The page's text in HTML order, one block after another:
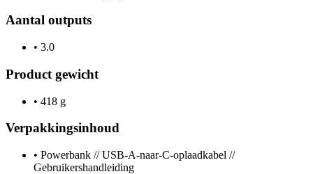
Aantal outputs
• 3.0
Product gewicht
• 418 g
Verpakkingsinhoud
• Powerbank // USB-A-naar-C-oplaadkabel //
Gebruikershandleiding